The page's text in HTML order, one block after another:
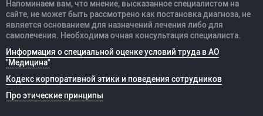
Напоминаем вам, что мнение, высказанное специалистом на
сайте, не может быть рассмотрено как постановка диагноза, не
является основанием для назначений лечения либо для
самолечения. Необходима очная консультация специалиста.
Информация о специальной оценке условий труда в АО
"Медицина"
Кодекс корпоративной этики и поведения сотрудников
Про этические принципы